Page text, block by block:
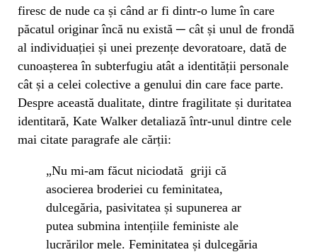
firesc de nude ca și când ar fi dintr-o lume în care
păcatul originar încă nu există ─ cât și unul de frondă
al individuației și unei prezențe devoratoare, dată de
cunoașterea în subterfugiu atât a identității personale
cât și a celei colective a genului din care face parte.
Despre această dualitate, dintre fragilitate și duritatea
identitară, Kate Walker detaliază într-unul dintre cele
mai citate paragrafe ale cărții:
„Nu mi-am făcut niciodată griji că
asocierea broderiei cu feminitatea,
dulcegăria, pasivitatea și supunerea ar
putea submina intențiile feministe ale
lucrărilor mele. Feminitatea și dulcegăria